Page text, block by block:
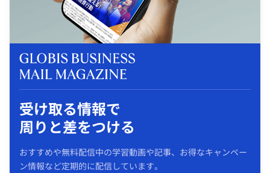
受け取る情報で
周りと差をつける
おすすめや無料配信中の学習動画や記事、お得なキャンペー
ン情報など定期的に配信しています。